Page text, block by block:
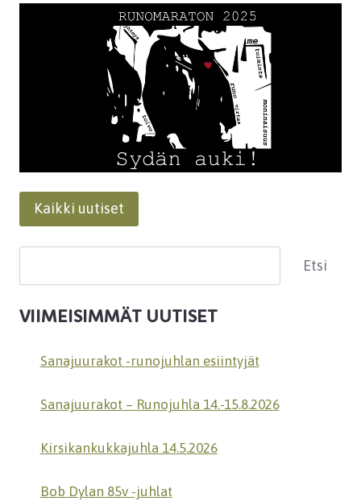
Kaikki uutiset
Etsi
VIIMEISIMMÄT UUTISET
Sanajuurakot -runojuhlan esiintyjät
Sanajuurakot – Runojuhla 14.-15.8.2026
Kirsikankukkajuhla 14.5.2026
Bob Dylan 85v -juhlat